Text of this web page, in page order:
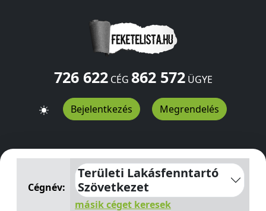
726 622CÉG 862 572ÜGYE
Bejelentkezés Megrendelés
Területi Lakásfenntartó SzövetkezetFehérvári út 57-59.
Cégnév:
Területi Lakásfenntartó
Szövetkezet
másik céget keresek